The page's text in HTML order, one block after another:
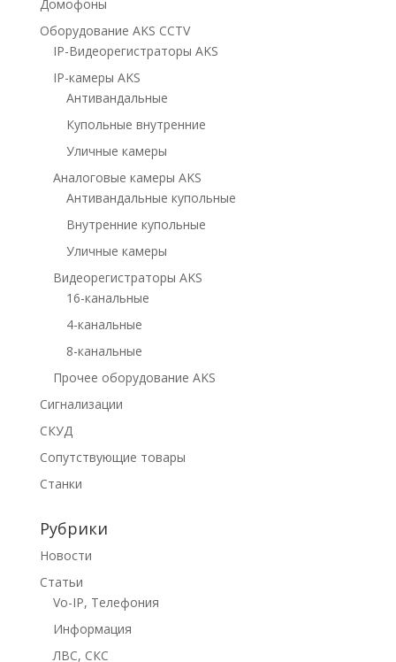
Домофоны
Оборудование AKS CCTV
IP-Видеорегистраторы AKS
IP-камеры AKS
Антивандальные
Купольные внутренние
Уличные камеры
Аналоговые камеры AKS
Антивандальные купольные
Внутренние купольные
Уличные камеры
Видеорегистраторы AKS
16-канальные
4-канальные
8-канальные
Прочее оборудование AKS
Сигнализации
СКУД
Сопутствующие товары
Станки
Рубрики
Новости
Статьи
Vo-IP, Телефония
Информация
ЛВС, СКС